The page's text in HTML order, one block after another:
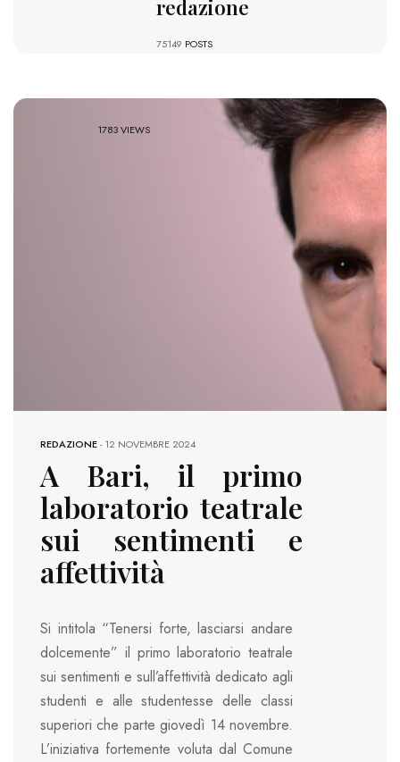
redazione
75149 POSTS
1783 VIEWS
REDAZIONE-12 NOVEMBRE 2024
A Bari, il primo
laboratorio teatrale
sui sentimenti e
affettività
Si intitola “Tenersi forte, lasciarsi andare
dolcemente” il primo laboratorio teatrale
sui sentimenti e sull’affettività dedicato agli
studenti e alle studentesse delle classi
superiori che parte giovedì 14 novembre.
L’iniziativa fortemente voluta dal Comune